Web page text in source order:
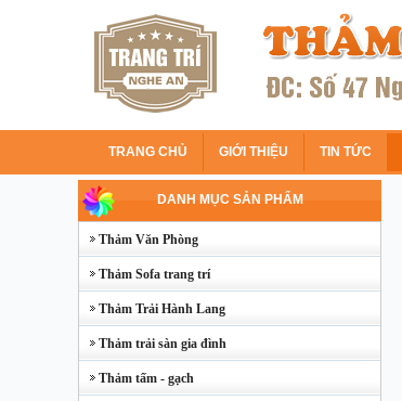
TRANG CHỦ GIỚI THIỆU TIN TỨC
DANH MỤC SẢN PHẨM
Thảm Văn Phòng
Thảm Sofa trang trí
Thảm Trải Hành Lang
Thảm trải sàn gia đình
Thảm tấm - gạch